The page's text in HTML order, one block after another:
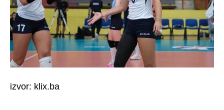
izvor: klix.ba